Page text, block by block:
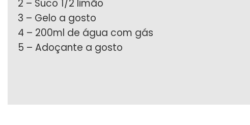
2 – Suco 1/2 limão
3 – Gelo a gosto
4 – 200ml de água com gás
5 – Adoçante a gosto